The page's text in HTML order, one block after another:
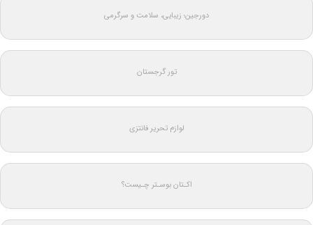
دورجین؛ زیبایی، سلامت و سرگرمی
تور گرجستان
لوازم تحریر فانتزی
اکـتان بوسـتر چـیست؟